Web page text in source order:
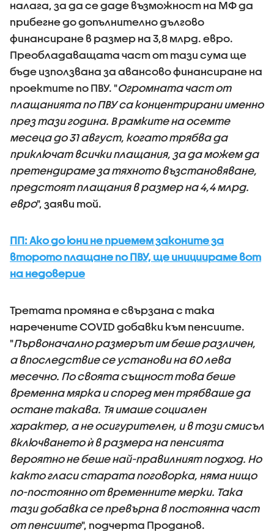
налага, за да се даде възможност на МФ да
прибегне до допълнително дългово
финансиране в размер на 3,8 млрд. евро.
Преобладаващата част от тази сума ще
бъде използвана за авансово финансиране на
проектите по ПВУ. "Огромната част от
плащанията по ПВУ са концентрирани именно
през тази година. В рамките на осемте
месеца до 31 август, когато трябва да
приключат всички плащания, за да можем да
претендираме за тяхното възстановяване,
предстоят плащания в размер на 4,4 млрд.
евро", заяви той.
ПП: Ако до юни не приемем законите за
второто плащане по ПВУ, ще инициираме вот
на недоверие
Третата промяна е свързана с така
наречените COVID добавки към пенсиите.
"Първоначално размерът им беше различен,
а впоследствие се установи на 60 лева
месечно. По своята същност това беше
временна мярка и според мен трябваше да
остане такава. Тя имаше социален
характер, а не осигурителен, и в този смисъл
включването ѝ в размера на пенсията
вероятно не беше най-правилният подход. Но
както гласи старата поговорка, няма нищо
по-постоянно от временните мерки. Така
тази добавка се превърна в постоянна част
от пенсиите", подчерта Проданов.